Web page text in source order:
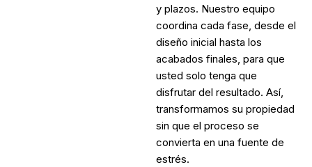
y plazos. Nuestro equipo
coordina cada fase, desde el
diseño inicial hasta los
acabados finales, para que
usted solo tenga que
disfrutar del resultado. Así,
transformamos su propiedad
sin que el proceso se
convierta en una fuente de
estrés.